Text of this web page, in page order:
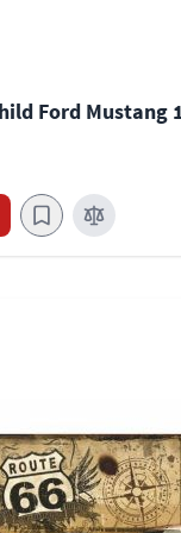
Ford Mustang